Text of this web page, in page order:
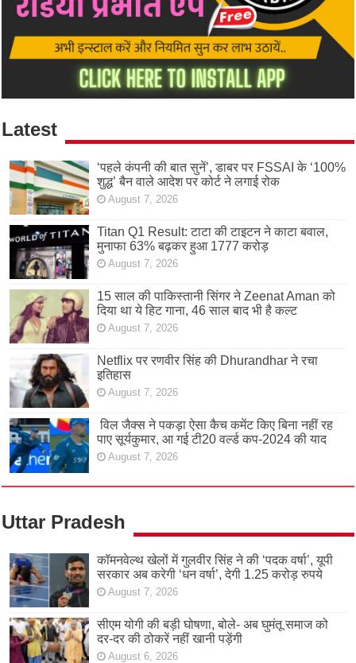
Latest
‘पहले कंपनी की बात सुनें’, डाबर पर FSSAI के ‘100%
शुद्ध’ बैन वाले आदेश पर कोर्ट ने लगाई रोक
August 7, 2026
Titan Q1 Result: टाटा की टाइटन ने काटा बवाल,
मुनाफा 63% बढ़कर हुआ 1777 करोड़
August 7, 2026
15 साल की पाकिस्तानी सिंगर ने Zeenat Aman को
दिया था ये हिट गाना, 46 साल बाद भी है कल्ट
August 7, 2026
Netflix पर रणवीर सिंह की Dhurandhar ने रचा
इतिहास
August 7, 2026
विल जैक्स ने पकड़ा ऐसा कैच कमेंट किए बिना नहीं रह
पाए सूर्यकुमार, आ गई टी20 वर्ल्ड कप-2024 की याद
August 7, 2026
Uttar Pradesh
कॉमनवेल्थ खेलों में गुलवीर सिंह ने की ‘पदक वर्षा’, यूपी
सरकार अब करेगी ‘धन वर्षा’, देगी 1.25 करोड़ रुपये
August 7, 2026
सीएम योगी की बड़ी घोषणा, बोले- अब घुमंतू समाज को
दर-दर की ठोकरें नहीं खानी पड़ेंगी
August 6, 2026